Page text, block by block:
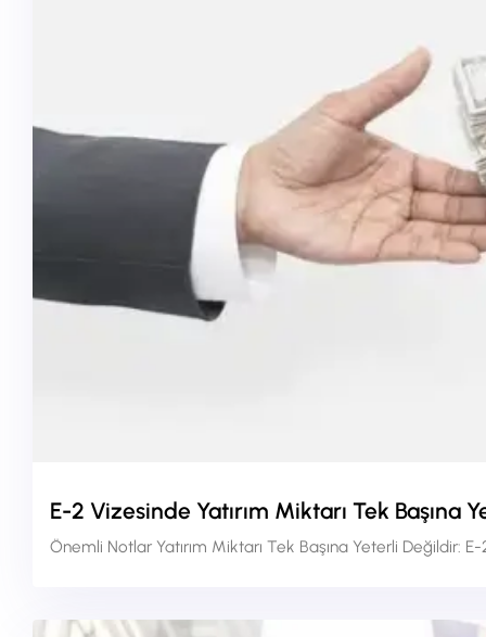
E-2 Vizesinde Yatırım Miktarı Tek
Önemli Notlar Yatırım Miktarı Tek Başına Yeterli Değildir: